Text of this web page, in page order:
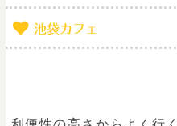
池袋カフェ